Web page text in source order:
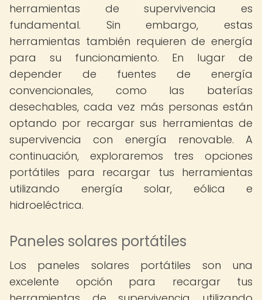
herramientas de supervivencia es
fundamental. Sin embargo, estas
herramientas también requieren de energía
para su funcionamiento. En lugar de
depender de fuentes de energía
convencionales, como las baterías
desechables, cada vez más personas están
optando por recargar sus herramientas de
supervivencia con energía renovable. A
continuación, exploraremos tres opciones
portátiles para recargar tus herramientas
utilizando energía solar, eólica e
hidroeléctrica.
Paneles solares portátiles
Los paneles solares portátiles son una
excelente opción para recargar tus